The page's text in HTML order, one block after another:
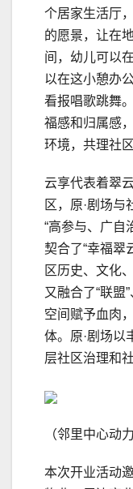
个居家生活厅
的愿景，让在
间，幼儿可以
以在这小憩办
看报唱歌跳舞
福感和归属感
环境，共理社
云享代表着翠
区，原·剧场
“高参与、广自
契合了“幸福翠
区历史、文化
又融合了“联盟
空间赋予血肉
体。原·剧场以
层社区治理和
（邻里中心动
本次开业活动